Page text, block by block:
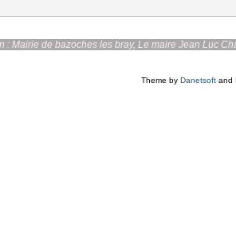
: Mairie de bazoches les
Theme by Danetsoft and